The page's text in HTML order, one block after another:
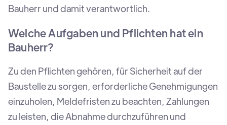
Bauherr und damit verantwortlich.
Welche Aufgaben und Pflichten hat ein
Bauherr?
Zu den Pflichten gehören, für Sicherheit auf der
Baustelle zu sorgen, erforderliche Genehmigungen
einzuholen, Meldefristen zu beachten, Zahlungen
zu leisten, die Abnahme durchzuführen und